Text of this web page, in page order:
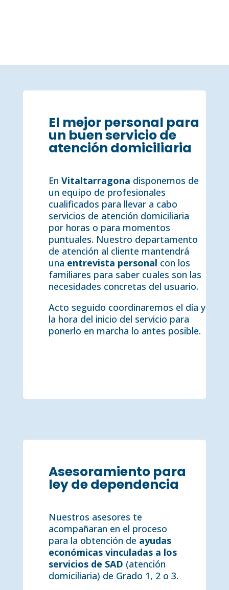
El mejor personal para
un buen servicio de
atención domiciliaria
En Vitaltarragona disponemos de
un equipo de profesionales
cualificados para llevar a cabo
servicios de atención domiciliaria
por horas o para momentos
puntuales. Nuestro departamento
de atención al cliente mantendrá
una entrevista personal con los
familiares para saber cuales son las
necesidades concretas del usuario.
Acto seguido coordinaremos el día y
la hora del inicio del servicio para
ponerlo en marcha lo antes posible.
Asesoramiento para
ley de dependencia
Nuestros asesores te
acompañaran en el proceso
para la obtención de ayudas
económicas vinculadas a los
servicios de SAD (atención
domiciliaria) de Grado 1, 2 o 3.